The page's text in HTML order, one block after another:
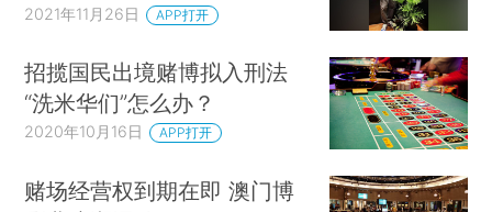
2021年11月26日 APP打开
招揽国民出境赌博拟入刑法
“洗米华们”怎么办？
2020年10月16日 APP打开
赌场经营权到期在即 澳门博